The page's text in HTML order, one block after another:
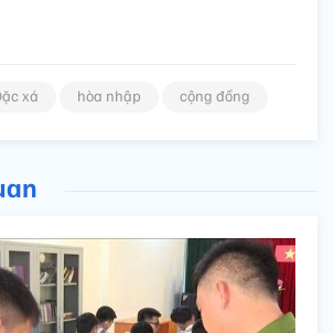
xá hòa nhập cộng đồng